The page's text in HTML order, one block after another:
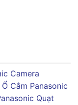
Camera
Ổ Cắm Panasonic
Quạt